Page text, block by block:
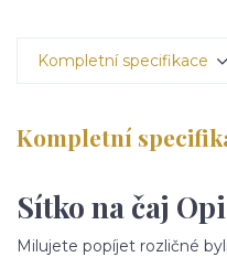
Kompletní specifikace
Kompletní
Sítko na čaj
Milujete popíjet rozličné